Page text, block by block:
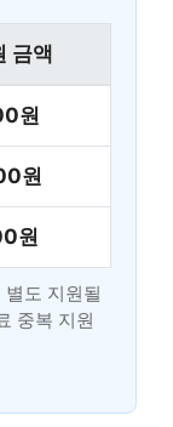
금액
원
원
원
도 지원될
중복 지원